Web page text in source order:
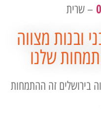
– שרית
ובנות מצווה
שלנו
בירושלים זה ההתמחות